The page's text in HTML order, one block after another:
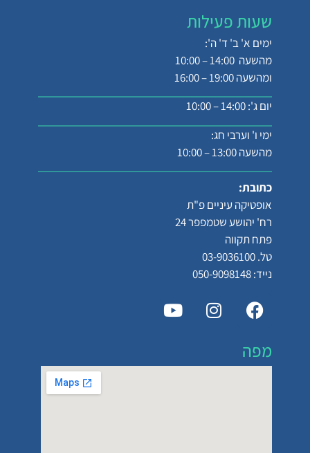
שעות פעילות
ימים א' ב' ד' ה':
מהשעה 14:00 – 10:00
ומהשעה 19:00 – 16:00
יום ג': 14:00 – 10:00
ימי ו' וערבי חג:
מהשעה 13:00 – 10:00
כתובת:
אופטיקה עיניים פ"ת
רח' יהושע שטמפפר 24
פתח תקווה
טל. 03-9036100
נייד: 050-9098148
מפה